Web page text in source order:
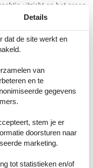
uitzicht op het groen
kunt onthaasten.
in de tuin, of ga in de
het ruisen van de
verfrissing in zee staat
bosgebied van Mårup
dit veelzijdige Deense
is, maar
uit zon, wind en
tal van culinaire
die u aan de rand van
Details
dat de site werkt en
van
en te
gegevens
stem je er
doorsturen naar
marketing.
tot statistieken en/of